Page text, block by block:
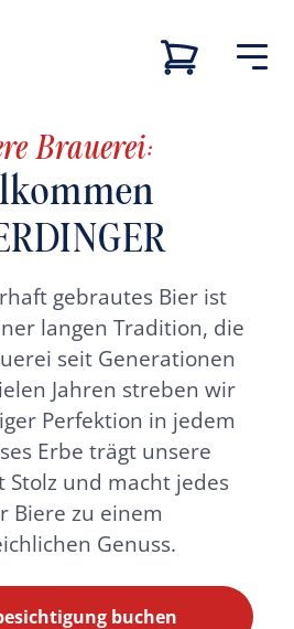
Zurück
Marken
Zurück
Brauerei
Brauerei
Zurück
Zurück
Brauerei:
gebrautes Bier ist
langen Tradition, die
seit Generationen
Jahren streben wir
Perfektion in jedem
Erbe trägt unsere
Stolz und macht jedes
Biere zu einem
Genuss.
buchen